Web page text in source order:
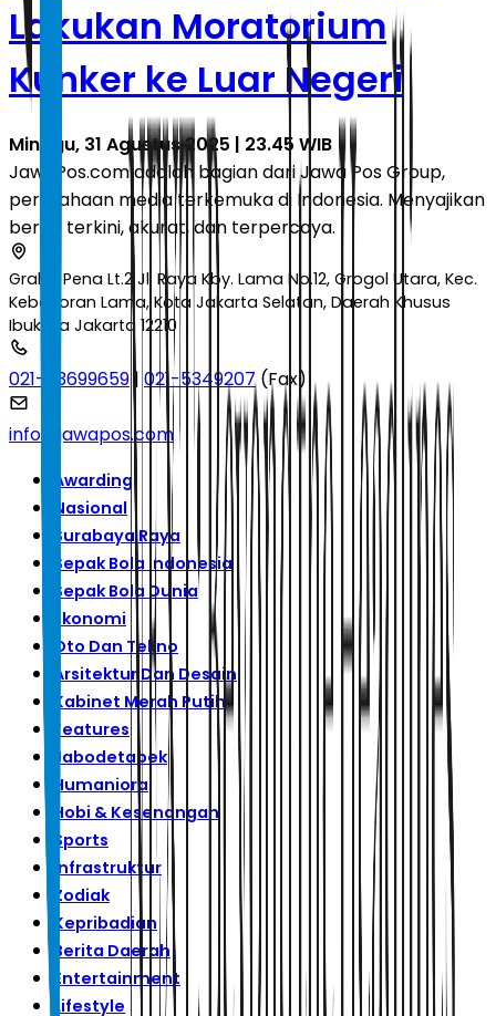
Lakukan Moratorium
Kunker ke Luar Negeri
Minggu, 31 Agustus 2025 | 23.45 WIB
JawaPos.com adalah bagian dari Jawa Pos Group,
perusahaan media terkemuka di Indonesia. Menyajikan
berita terkini, akurat, dan terpercaya.
Graha Pena Lt.2 Jl. Raya Kby. Lama No.12, Grogol Utara, Kec.
Kebayoran Lama, Kota Jakarta Selatan, Daerah Khusus
Ibukota Jakarta 12210
021-53699659 | 021-5349207(Fax)
info@jawapos.com
Awarding
Nasional
Surabaya Raya
Sepak Bola Indonesia
Sepak Bola Dunia
Ekonomi
Oto Dan Tekno
Arsitektur Dan Desain
Kabinet Merah Putih
Features
Jabodetabek
Humaniora
Hobi & Kesenangan
Sports
Infrastruktur
Zodiak
Kepribadian
Berita Daerah
Entertainment
Lifestyle